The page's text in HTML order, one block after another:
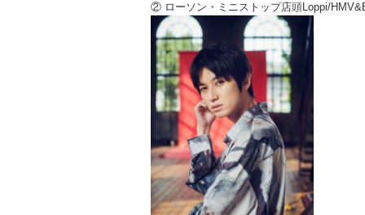
② ローソン・ミニストップ店頭Loppi/